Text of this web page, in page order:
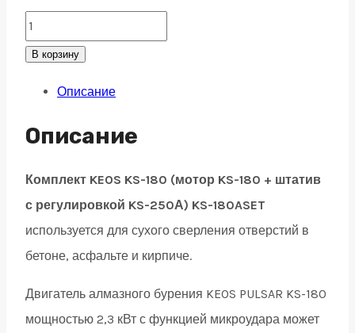
Комплект
KEOS
180
180
+
штатив
с
KS-
250А)
В корзину
Описание
Описание
Комплект KEOS KS-180 (мотор KS-180 + штатив
с регулировкой KS-250А) KS-180ASET
используется для сухого сверления отверстий в
бетоне, асфальте и кирпиче.
Двигатель алмазного бурения KEOS PULSAR KS-180
мощностью 2,3 кВт с функцией микроудара может